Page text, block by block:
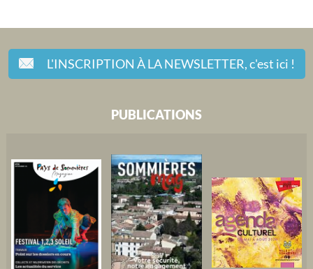
L'INSCRIPTION À LA NEWSLETTER,c'est ici !
PUBLICATIONS